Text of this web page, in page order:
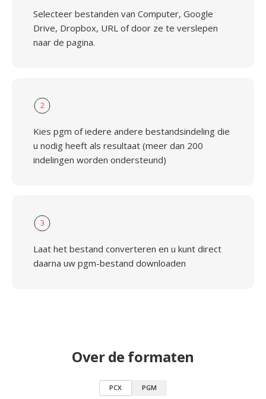
Selecteer bestanden van Computer, Google
Drive, Dropbox, URL of door ze te verslepen
naar de pagina.
2
Kies pgm of iedere andere bestandsindeling die
u nodig heeft als resultaat (meer dan 200
indelingen worden ondersteund)
3
Laat het bestand converteren en u kunt direct
daarna uw pgm-bestand downloaden
Over de formaten
PCX PGM